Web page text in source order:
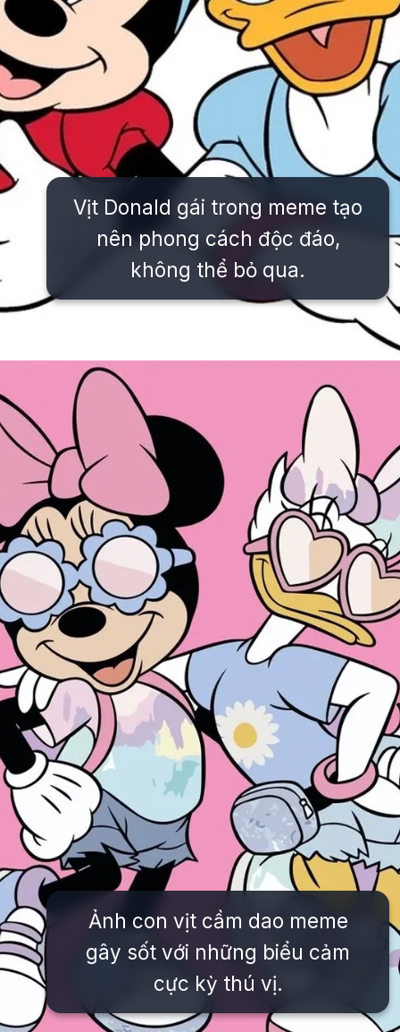
Vịt Donald gái trong meme tạo
nên phong cách độc đáo,
không thể bỏ qua.
Đang mở https://issiloo.edu.vn/vit-donald-meme
Ảnh con vịt cầm dao meme
gây sốt với những biểu cảm
cực kỳ thú vị.